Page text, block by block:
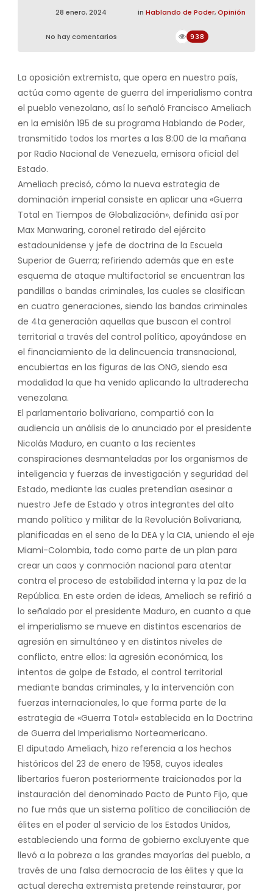
28 enero, 2024 in Hablando de Poder,Opinión
No hay comentarios 938
La oposición extremista, que opera en nuestro país,
actúa como agente de guerra del imperialismo contra
el pueblo venezolano, así lo señaló Francisco Ameliach
en la emisión 195 de su programa Hablando de Poder,
transmitido todos los martes a las 8:00 de la mañana
por Radio Nacional de Venezuela, emisora oficial del
Estado.
Ameliach precisó, cómo la nueva estrategia de
dominación imperial consiste en aplicar una «Guerra
Total en Tiempos de Globalización», definida así por
Max Manwaring, coronel retirado del ejército
estadounidense y jefe de doctrina de la Escuela
Superior de Guerra; refiriendo además que en este
esquema de ataque multifactorial se encuentran las
pandillas o bandas criminales, las cuales se clasifican
en cuatro generaciones, siendo las bandas criminales
de 4ta generación aquellas que buscan el control
territorial a través del control político, apoyándose en
el financiamiento de la delincuencia transnacional,
encubiertas en las figuras de las ONG, siendo esa
modalidad la que ha venido aplicando la ultraderecha
venezolana.
El parlamentario bolivariano, compartió con la
audiencia un análisis de lo anunciado por el presidente
Nicolás Maduro, en cuanto a las recientes
conspiraciones desmanteladas por los organismos de
inteligencia y fuerzas de investigación y seguridad del
Estado, mediante las cuales pretendían asesinar a
nuestro Jefe de Estado y otros integrantes del alto
mando político y militar de la Revolución Bolivariana,
planificadas en el seno de la DEA y la CIA, uniendo el eje
Miami-Colombia, todo como parte de un plan para
crear un caos y conmoción nacional para atentar
contra el proceso de estabilidad interna y la paz de la
República. En este orden de ideas, Ameliach se refirió a
lo señalado por el presidente Maduro, en cuanto a que
el imperialismo se mueve en distintos escenarios de
agresión en simultáneo y en distintos niveles de
conflicto, entre ellos: la agresión económica, los
intentos de golpe de Estado, el control territorial
mediante bandas criminales, y la intervención con
fuerzas internacionales, lo que forma parte de la
estrategia de «Guerra Total» establecida en la Doctrina
de Guerra del Imperialismo Norteamericano.
El diputado Ameliach, hizo referencia a los hechos
históricos del 23 de enero de 1958, cuyos ideales
libertarios fueron posteriormente traicionados por la
instauración del denominado Pacto de Punto Fijo, que
no fue más que un sistema político de conciliación de
élites en el poder al servicio de los Estados Unidos,
estableciendo una forma de gobierno excluyente que
llevó a la pobreza a las grandes mayorías del pueblo, a
través de una falsa democracia de las élites y que la
actual derecha extremista pretende reinstaurar, por